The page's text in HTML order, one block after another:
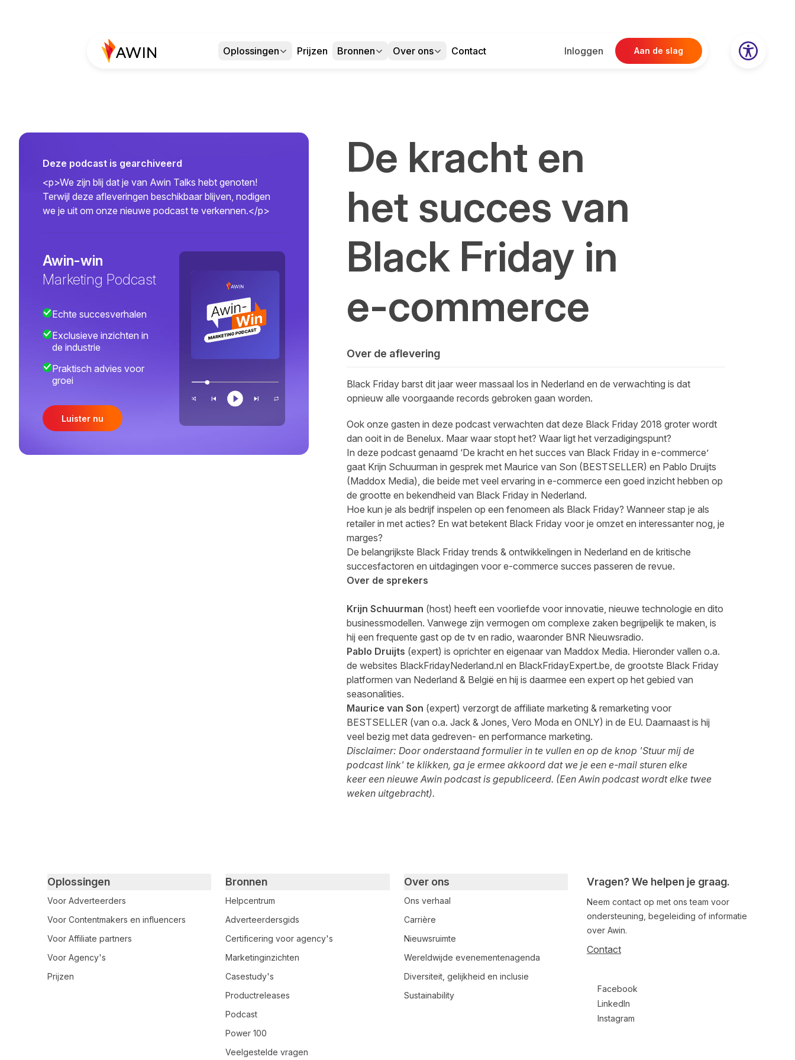
Oplossingen Prijzen Bronnen Over ons Contact Inloggen Aan de slag
Deze podcast is gearchiveerd
<p>We zijn blij dat je van Awin Talks hebt genoten!
Terwijl deze afleveringen beschikbaar blijven, nodigen
we je uit om onze nieuwe podcast te verkennen.</p>
Awin-win
Marketing Podcast
Echte succesverhalen
Exclusieve inzichten in
de industrie
Praktisch advies voor
groei
Luister nu
De kracht en
het succes van
Black Friday in
e-commerce
Over de aflevering
Black Friday barst dit jaar weer massaal los in Nederland en de verwachting is dat
opnieuw alle voorgaande records gebroken gaan worden.
Ook onze gasten in deze podcast verwachten dat deze Black Friday 2018 groter wordt
dan ooit in de Benelux. Maar waar stopt het? Waar ligt het verzadigingspunt?
In deze podcast genaamd ‘De kracht en het succes van Black Friday in e-commerce’
gaat Krijn Schuurman in gesprek met Maurice van Son (BESTSELLER) en Pablo Druijts
(Maddox Media), die beide met veel ervaring in e-commerce een goed inzicht hebben op
de grootte en bekendheid van Black Friday in Nederland.
Hoe kun je als bedrijf inspelen op een fenomeen als Black Friday? Wanneer stap je als
retailer in met acties? En wat betekent Black Friday voor je omzet en interessanter nog, je
marges?
De belangrijkste Black Friday trends & ontwikkelingen in Nederland en de kritische
succesfactoren en uitdagingen voor e-commerce succes passeren de revue.
Over de sprekers
Krijn Schuurman (host) heeft een voorliefde voor innovatie, nieuwe technologie en dito
businessmodellen. Vanwege zijn vermogen om complexe zaken begrijpelijk te maken, is
hij een frequente gast op de tv en radio, waaronder BNR Nieuwsradio.
Pablo Druijts (expert) is oprichter en eigenaar van Maddox Media. Hieronder vallen o.a.
de websites BlackFridayNederland.nl en BlackFridayExpert.be, de grootste Black Friday
platformen van Nederland & België en hij is daarmee een expert op het gebied van
seasonalities.
Maurice van Son (expert) verzorgt de affiliate marketing & remarketing voor
BESTSELLER (van o.a. Jack & Jones, Vero Moda en ONLY) in de EU. Daarnaast is hij
veel bezig met data gedreven- en performance marketing.
Disclaimer: Door onderstaand formulier in te vullen en op de knop 'Stuur mij de
podcast link' te klikken, ga je ermee akkoord dat we je een e-mail sturen elke
keer een nieuwe Awin podcast is gepubliceerd. (Een Awin podcast wordt elke twee
weken uitgebracht).
Vragen? We helpen je graag.
Neem contact op met ons team voor
ondersteuning, begeleiding of informatie
over Awin.
Contact
Facebook
LinkedIn
Instagram
Primary footer navigation
Oplossingen
Voor Adverteerders
Voor Contentmakers en influencers
Voor Affiliate partners
Voor Agency's
Prijzen
Bronnen
Helpcentrum
Adverteerdersgids
Certificering voor agency's
Marketinginzichten
Casestudy's
Productreleases
Podcast
Power 100
Veelgestelde vragen
Over ons
Ons verhaal
Carrière
Nieuwsruimte
Wereldwijde evenementenagenda
Diversiteit, gelijkheid en inclusie
Sustainability